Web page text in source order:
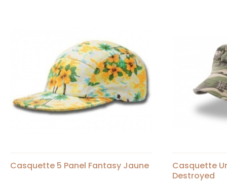
Casquette 5 Panel Fantasy Jaune
Casquette
Destroyed